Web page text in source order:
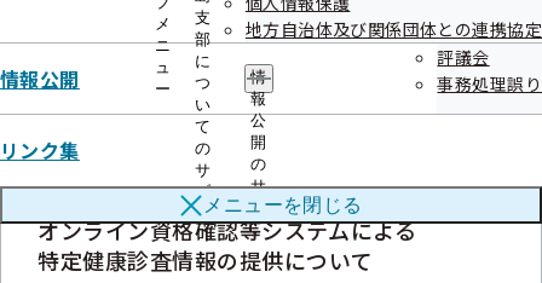
メ
ニ
ュ
ー
支
部
に
つ
い
て
の
サ
ブ
メ
ニ
ュ
地方自治体及び関係団体との連携協定
情報公開
情
報
公
開
の
サ
ブ
メ
ニ
ュ
評議会
事務処理誤り
リンク集
メニューを閉じる
健診機関様へ 生活習慣病予防健診実施
機関を募集しています
オンライン資格確認等システムによる
特定健康診査情報の提供について